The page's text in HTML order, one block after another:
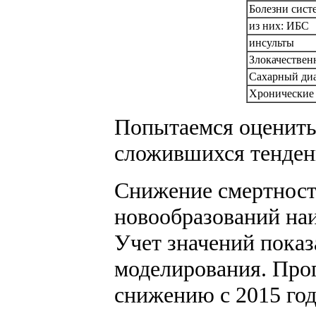
Болезни
из них: ИБС
инсульты
Сахарный
Хронические
Попытаемся
сложившихся
Снижение
новообразований
Учет значений
моделирования.
снижению с 2015